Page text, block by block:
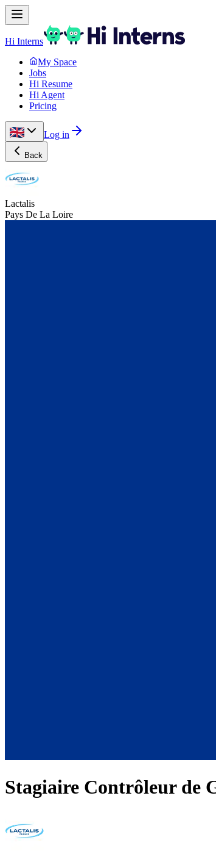
Hi Interns
My Space
Jobs
Hi Resume
Hi Agent
Pricing
Log in
Back
Lactalis
Pays De La Loire
Stagiaire Contrôleur de